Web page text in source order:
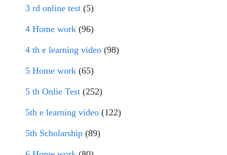
3 rd online test (5)
4 Home work (96)
4 th e learning video (98)
5 Home work (65)
5 th Onlie Test (252)
5th e learning video (122)
5th Scholarship (89)